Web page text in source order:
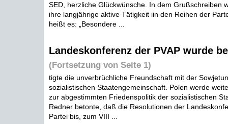
SED, herzliche Glückwünsche. In dem Grußschreiben
ihre langjährige aktive Tätigkeit iin den Reihen der
heißt es: „Besondere ...
Landeskonferenz der PVAP wurde
(Fortsetzung von Seite 1)
tigte die unverbrüchliche Freundschaft mit der
sozialistischen Staatengemeinschaft. Polen werde
zur abgestimmten Friedenspolitik der sozialistischen
Redner betonte, daß die Resolutionen der
Partei bis, zum VIII ...